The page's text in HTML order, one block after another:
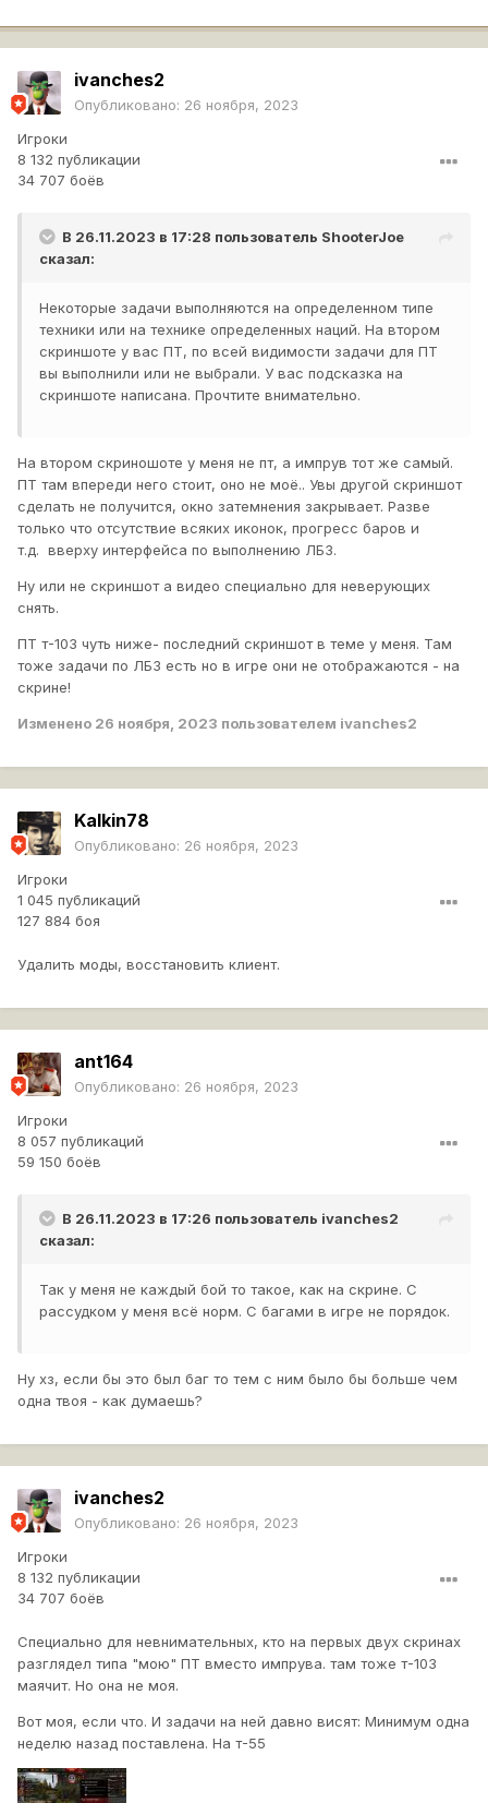
ivanches2
Опубликовано: 26 ноября, 2023
Игроки
8 132 публикации
34 707 боёв
В 26.11.2023 в 17:28 пользователь ShooterJoe
сказал:
Некоторые задачи выполняются на определенном типе
техники или на технике определенных наций. На втором
скриншоте у вас ПТ, по всей видимости задачи для ПТ
вы выполнили или не выбрали. У вас подсказка на
скриншоте написана. Прочтите внимательно.
На втором скриношоте у меня не пт, а импрув тот же самый.
ПТ там впереди него стоит, оно не моё.. Увы другой скриншот
сделать не получится, окно затемнения закрывает. Разве
только что отсутствие всяких иконок, прогресс баров и
т.д. вверху интерфейса по выполнению ЛБЗ.
Ну или не скриншот а видео специально для неверующих
снять.
ПТ т-103 чуть ниже- последний скриншот в теме у меня. Там
тоже задачи по ЛБЗ есть но в игре они не отображаются - на
скрине!
Изменено 26 ноября, 2023 пользователем ivanches2
Kalkin78
Опубликовано: 26 ноября, 2023
Игроки
1 045 публикаций
127 884 боя
Удалить моды, восстановить клиент.
ant164
Опубликовано: 26 ноября, 2023
Игроки
8 057 публикаций
59 150 боёв
В 26.11.2023 в 17:26 пользователь ivanches2
сказал:
Так у меня не каждый бой то такое, как на скрине. С
рассудком у меня всё норм. С багами в игре не порядок.
Ну хз, если бы это был баг то тем с ним было бы больше чем
одна твоя - как думаешь?
ivanches2
Опубликовано: 26 ноября, 2023
Игроки
8 132 публикации
34 707 боёв
Специально для невнимательных, кто на первых двух скринах
разглядел типа "мою" ПТ вместо импрува. там тоже т-103
маячит. Но она не моя.
Вот моя, если что. И задачи на ней давно висят: Минимум одна
неделю назад поставлена. На т-55